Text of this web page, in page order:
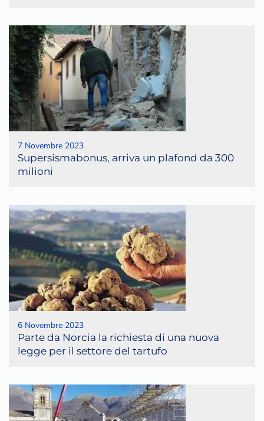
7 Novembre 2023
Supersismabonus, arriva un plafond da 300
milioni
6 Novembre 2023
Parte da Norcia la richiesta di una nuova
legge per il settore del tartufo